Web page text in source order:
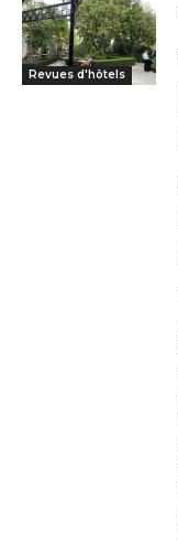
Revues d'hôtels